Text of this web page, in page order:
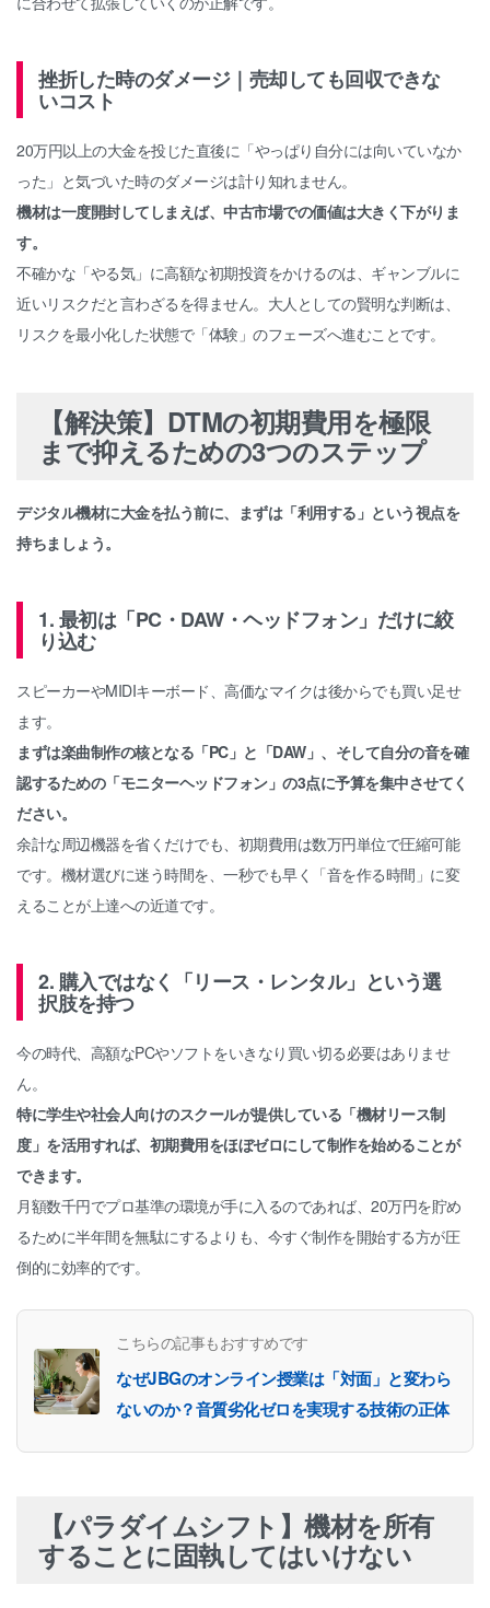
挫折した時のダメージ｜売却しても回収できな
いコスト
20万円以上の大金を投じた直後に「やっぱり自分には向いていなか
った」と気づいた時のダメージは計り知れません。
機材は一度開封してしまえば、中古市場での価値は大きく下がりま
す。
不確かな「やる気」に高額な初期投資をかけるのは、ギャンブルに
近いリスクだと言わざるを得ません。大人としての賢明な判断は、
リスクを最小化した状態で「体験」のフェーズへ進むことです。
【解決策】DTMの初期費用を極限
まで抑えるための3つのステップ
デジタル機材に大金を払う前に、まずは「利用する」という視点を
持ちましょう。
1. 最初は「PC・DAW・ヘッドフォン」だけに絞
り込む
スピーカーやMIDIキーボード、高価なマイクは後からでも買い足せ
ます。
まずは楽曲制作の核となる「PC」と「DAW」、そして自分の音を確
認するための「モニターヘッドフォン」の3点に予算を集中させてく
ださい。
余計な周辺機器を省くだけでも、初期費用は数万円単位で圧縮可能
です。機材選びに迷う時間を、一秒でも早く「音を作る時間」に変
えることが上達への近道です。
2. 購入ではなく「リース・レンタル」という選
択肢を持つ
今の時代、高額なPCやソフトをいきなり買い切る必要はありませ
ん。
特に学生や社会人向けのスクールが提供している「機材リース制
度」を活用すれば、初期費用をほぼゼロにして制作を始めることが
できます。
月額数千円でプロ基準の環境が手に入るのであれば、20万円を貯め
るために半年間を無駄にするよりも、今すぐ制作を開始する方が圧
倒的に効率的です。
こちらの記事もおすすめです
なぜJBGのオンライン授業は「対面」と変わら
ないのか？音質劣化ゼロを実現する技術の正体
【パラダイムシフト】機材を所有
することに固執してはいけない